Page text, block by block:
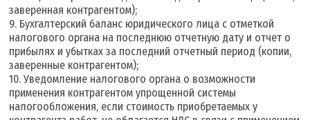
заверенная контрагентом);
9. Бухгалтерский баланс юридического лица с отметкой
налогового органа на последнюю отчетную дату и отчет о
прибылях и убытках за последний отчетный период (копии,
заверенные контрагентом);
10. Уведомление налогового органа о возможности
применения контрагентом упрощенной системы
налогообложения, если стоимость приобретаемых у